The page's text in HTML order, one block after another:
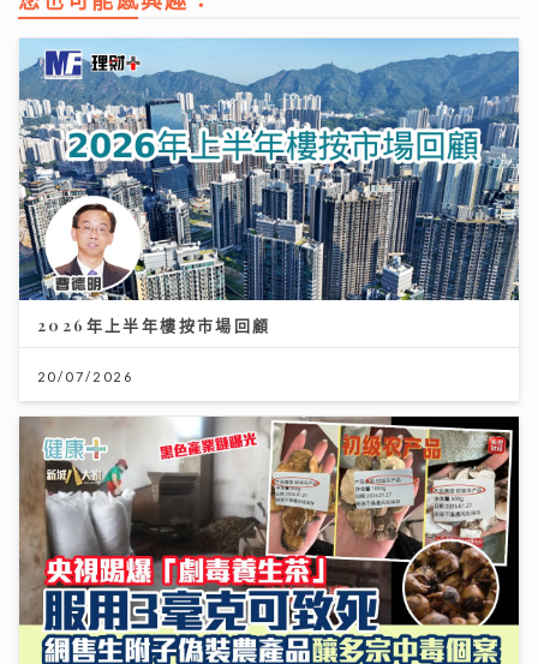
2026年上半年樓按市場回顧
20/07/2026